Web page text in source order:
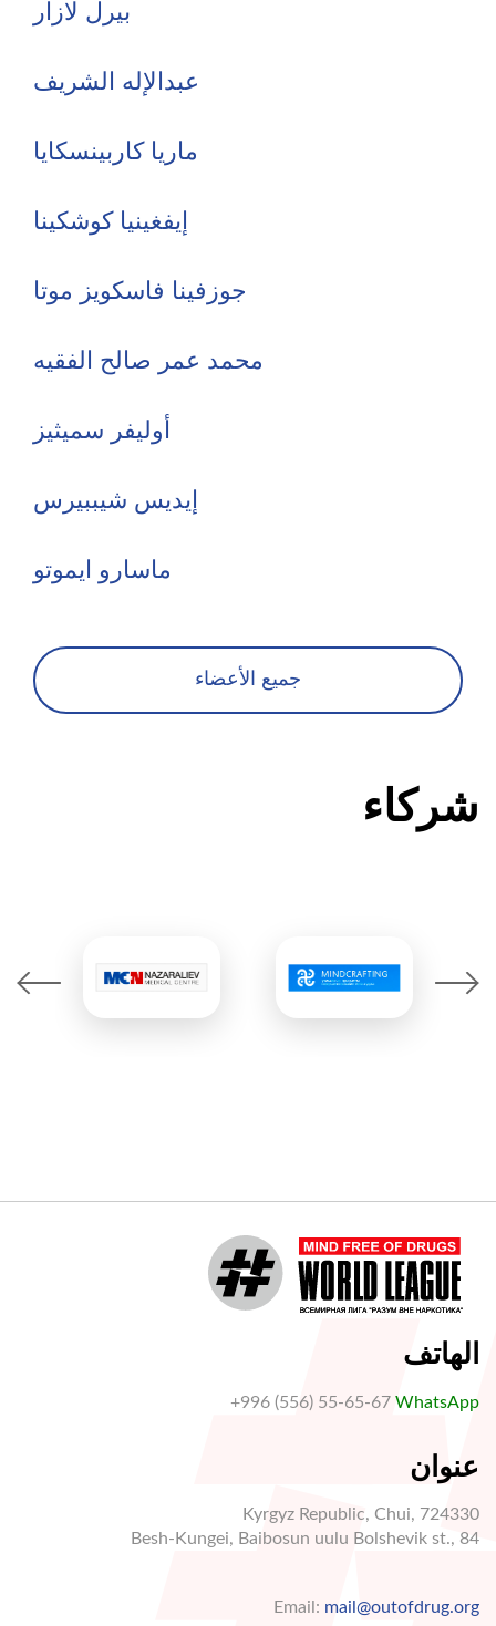
بيرل لازار
عبدالإله الشريف
ماريا كاربينسكايا
إيفغينيا كوشكينا
جوزفينا فاسكويز موتا
محمد عمر صالح الفقيه
أوليفر سميثيز
إيديس شيببيرس
ماسارو ايموتو
جميع الأعضاء
شركاء
الهاتف
+996 (556) 55-65-67 WhatsApp
عنوان
Kyrgyz Republic, Chui, 724330
Besh-Kungei, Baibosun uulu Bolshevik st., 84
Email: mail@outofdrug.org